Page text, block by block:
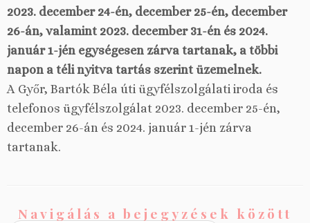
2023. december 24-én, december 25-én, december
26-án, valamint 2023. december 31-én és 2024.
január 1-jén egységesen zárva tartanak, a többi
napon a téli nyitva tartás szerint üzemelnek.
A Győr, Bartók Béla úti ügyfélszolgálati iroda és
telefonos ügyfélszolgálat 2023. december 25-én,
december 26-án és 2024. január 1-jén zárva
tartanak.
Navigálás a bejegyzések között